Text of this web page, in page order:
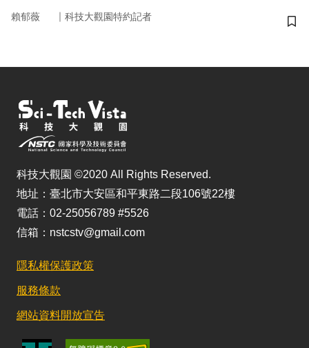
賴郁薇 ｜ 科技大觀園特約記者
儲
科技大觀園 ©2020 All Rights Reserved.
地址：臺北市大安區和平東路二段106號22樓
電話：02-25056789 #5526
信箱：nstcstv@gmail.com
隱私權保護政策
服務條款
網站資料開放宣告